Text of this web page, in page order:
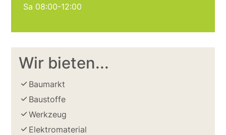
Sa 08:00-12:00
Wir bieten...
Baumarkt
Baustoffe
Werkzeug
Elektromaterial